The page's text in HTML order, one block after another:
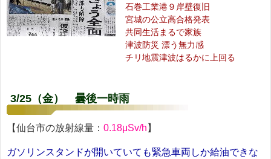
石巻工業港９岸壁復旧
宮城の公立高合格発表
共同生活まるで家族
津波防災 漂う無力感
チリ地震津波はるかに上回る
3/25（金） 曇後一時雨
【仙台市の放射線量： 0.18μSv/h 】
ガソリンスタンドが開いていても緊急車両しか給油できな